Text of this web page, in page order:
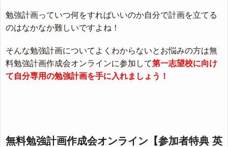
勉強計画っていつ何をすればいいのか自分で計画を立てる
のはなかなか難しいですよね！
そんな勉強計画についてよくわからないとお悩みの方は無
料勉強計画作成会オンラインに参加して第一志望校に向け
て自分専用の勉強計画を手に入れましょう！
無料勉強計画作成会オンライン【参加者特典 英